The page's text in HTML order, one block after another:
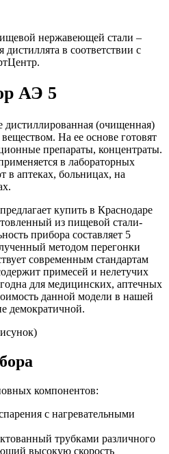
нержавеющей стали –
в соответствии с
АЭ 5
(очищенная)
На ее основе готовят
препараты, концентраты.
в лабораторных
в аптеках, больницах, на
купить в Краснодаре
из пищевой стали-
прибора составляет 5
методом перегонки
современным стандартам
примесей и нелетучих
для медицинских, аптечных
данной модели в нашей
демократичной.
компонентов:
с нагревательными
трубками различного
высокую скорость